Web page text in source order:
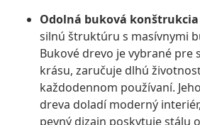
Odolná buková konštrukcia
silnú štruktúru s masívnymi
Bukové drevo je vybrané pre
krásu, zaručuje dlhú
každodennom používaní.
dreva doladí moderný
pevný dizajn poskytuje stálu